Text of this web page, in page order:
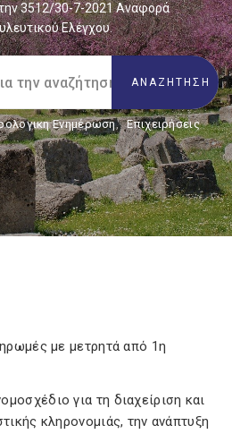
3512/30-7-2021 Αναφορά
Ελέγχου.
Ενημέρωση, Επιχειρήσεις
με μετρητά από 1η
για τη διαχείριση και
κληρονομιάς, την ανάπτυξη